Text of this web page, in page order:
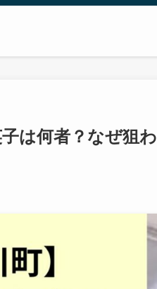
子は何者？なぜ狙